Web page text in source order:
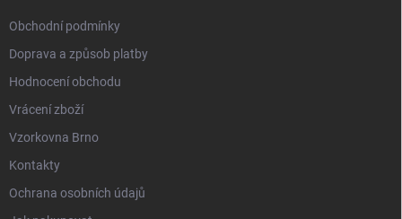
Obchodní podmínky
Doprava a způsob platby
Hodnocení obchodu
Vrácení zboží
Vzorkovna Brno
Kontakty
Ochrana osobních údajů